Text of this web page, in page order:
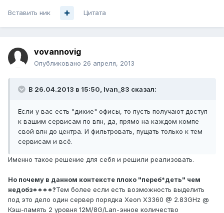
Вставить ник Цитата
vovannovig
Опубликовано 26 апреля, 2013
В 26.04.2013 в 15:50, Ivan_83 сказал:
Если у вас есть "дикие" офисы, то пусть получают доступ
к вашим сервисам по впн, да, прямо на каждом компе
свой впн до центра. И фильтровать, пущать только к тем
сервисам и всё.
Именно такое решение для себя и решили реализовать.
Но почему в данном контексте плохо "переб*деть" чем
недобз****?Тем более если есть возможность выделить
под это дело один сервер порядка Xeon X3360 @ 2.83GHz @
Кэш-память 2 уровня 12M/8G/Lan-энное количество